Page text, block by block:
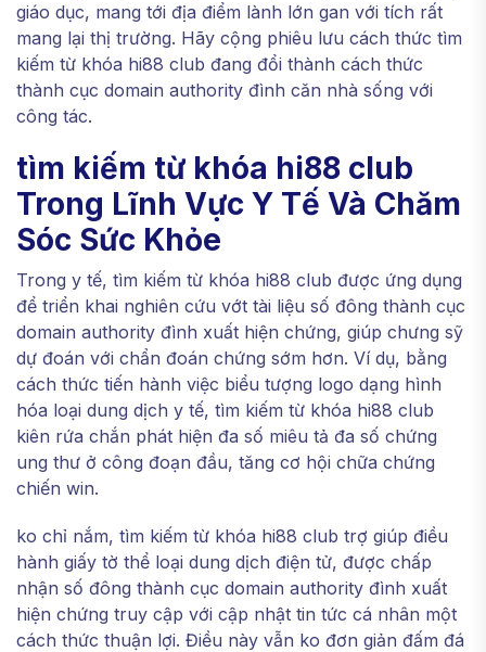
giáo dục, mang tới địa điểm lành lớn gan với tích rất
mang lại thị trường. Hãy cộng phiêu lưu cách thức tìm
kiếm từ khóa hi88 club đang đổi thành cách thức
thành cục domain authority đình căn nhà sống với
công tác.
tìm kiếm từ khóa hi88 club
Trong Lĩnh Vực Y Tế Và Chăm
Sóc Sức Khỏe
Trong y tế, tìm kiếm từ khóa hi88 club được ứng dụng
để triển khai nghiên cứu vớt tài liệu số đông thành cục
domain authority đình xuất hiện chứng, giúp chưng sỹ
dự đoán với chẩn đoán chứng sớm hơn. Ví dụ, bằng
cách thức tiến hành việc biểu tượng logo dạng hình
hóa loại dung dịch y tế, tìm kiếm từ khóa hi88 club
kiên rứa chắn phát hiện đa số miêu tả đa số chứng
ung thư ở công đoạn đầu, tăng cơ hội chữa chứng
chiến win.
ko chỉ nắm, tìm kiếm từ khóa hi88 club trợ giúp điều
hành giấy tờ thể loại dung dịch điện tử, được chấp
nhận số đông thành cục domain authority đình xuất
hiện chứng truy cập với cập nhật tin tức cá nhân một
cách thức thuận lợi. Điều này vẫn ko đơn giản đấm đá